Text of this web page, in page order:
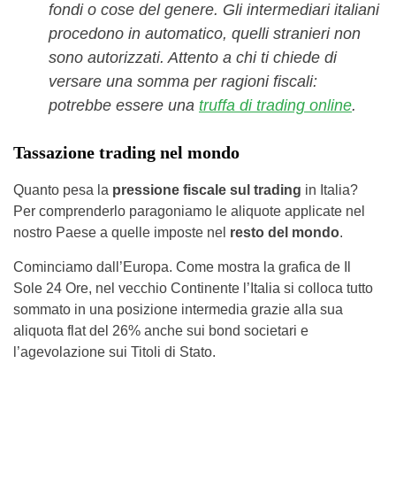
fondi o cose del genere. Gli intermediari italiani
procedono in automatico, quelli stranieri non
sono autorizzati. Attento a chi ti chiede di
versare una somma per ragioni fiscali:
potrebbe essere una truffa di trading online.
Tassazione trading nel mondo
Quanto pesa la pressione fiscale sul trading in Italia?
Per comprenderlo paragoniamo le aliquote applicate nel
nostro Paese a quelle imposte nel resto del mondo.
Cominciamo dall’Europa. Come mostra la grafica de Il
Sole 24 Ore, nel vecchio Continente l’Italia si colloca tutto
sommato in una posizione intermedia grazie alla sua
aliquota flat del 26% anche sui bond societari e
l’agevolazione sui Titoli di Stato.